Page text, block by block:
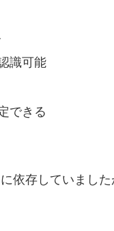
識可能
できる
依存していまし